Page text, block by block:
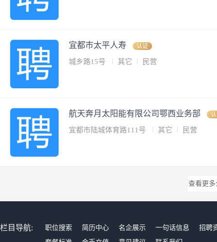
宜都巿太平人寿 认证
城乡路15号 其它 民营
航天奔月太阳能有限公司鄂西业务部
宜都市陆城体育路111号 其它 民营
查看更
栏目导航: 职位搜索 简历中心 名企展示 一句话信息
招聘